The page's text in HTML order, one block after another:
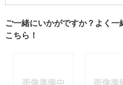
ご一緒にいかがですか？よく
こちら！